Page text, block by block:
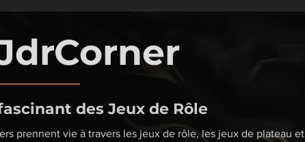
des Jeux de Rôle
prennent vie à travers les jeux de rôle, les jeux de plateau et